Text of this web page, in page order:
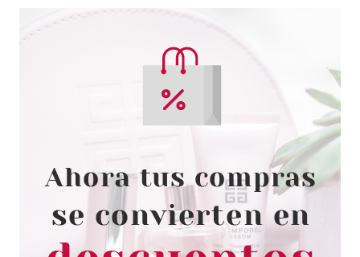
SOAP & GLORY
SOAP & GLORY HYDRATE
EXPECTATIONS SERUM
CORPORAL 250 ML
Pvr 10.99€
desde